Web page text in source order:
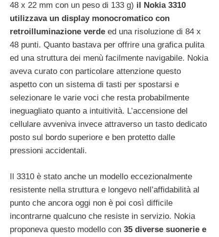
48 x 22 mm con un peso di 133 g) il Nokia 3310
utilizzava un display monocromatico con
retroilluminazione verde ed una risoluzione di 84 x
48 punti. Quanto bastava per offrire una grafica pulita
ed una struttura dei menù facilmente navigabile. Nokia
aveva curato con particolare attenzione questo
aspetto con un sistema di tasti per spostarsi e
selezionare le varie voci che resta probabilmente
ineguagliato quanto a intuitività. L’accensione del
cellulare avveniva invece attraverso un tasto dedicato
posto sul bordo superiore e ben protetto dalle
pressioni accidentali.
Il 3310 è stato anche un modello eccezionalmente
resistente nella struttura e longevo nell’affidabilità al
punto che ancora oggi non è poi così difficile
incontrarne qualcuno che resiste in servizio. Nokia
proponeva questo modello con 35 diverse suonerie e